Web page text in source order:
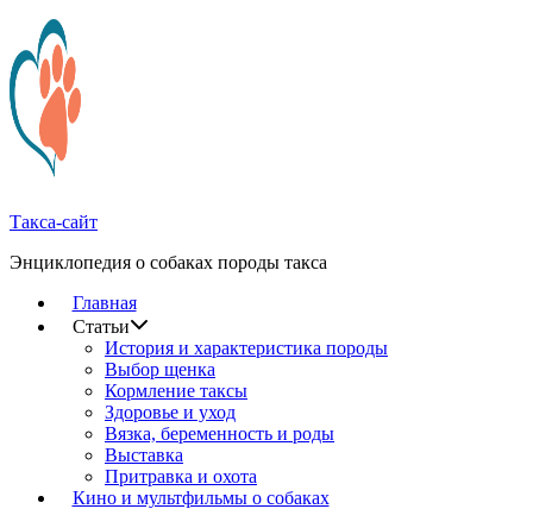
Перейти
содержимому
Такса-сайт
Энциклопедия о собаках породы такса
Главная
Статьи
История и характеристика породы
Выбор щенка
Кормление таксы
Здоровье и уход
Вязка, беременность и роды
Выставка
Притравка и охота
Кино и мультфильмы о собаках